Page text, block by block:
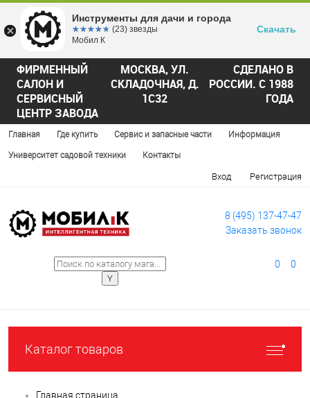
ФИРМЕННЫЙ
САЛОН И
СЕРВИСНЫЙ
ЦЕНТР ЗАВОДА
МОСКВА, УЛ.
СКЛАДОЧНАЯ, Д.
1С32
СДЕЛАНО В
РОССИИ. С 1988
ГОДА
Главная Где купить Сервис и запасные части Информация
Университет садовой техники Контакты
Вход Регистрация
8 (495) 137-47-47
Заказать звонок
0 0
Каталог товаров
Главная страница
Инструменты для дачи и города
☆☆☆☆☆
★★★★★ (23) звезды
Мобил К
Скачать